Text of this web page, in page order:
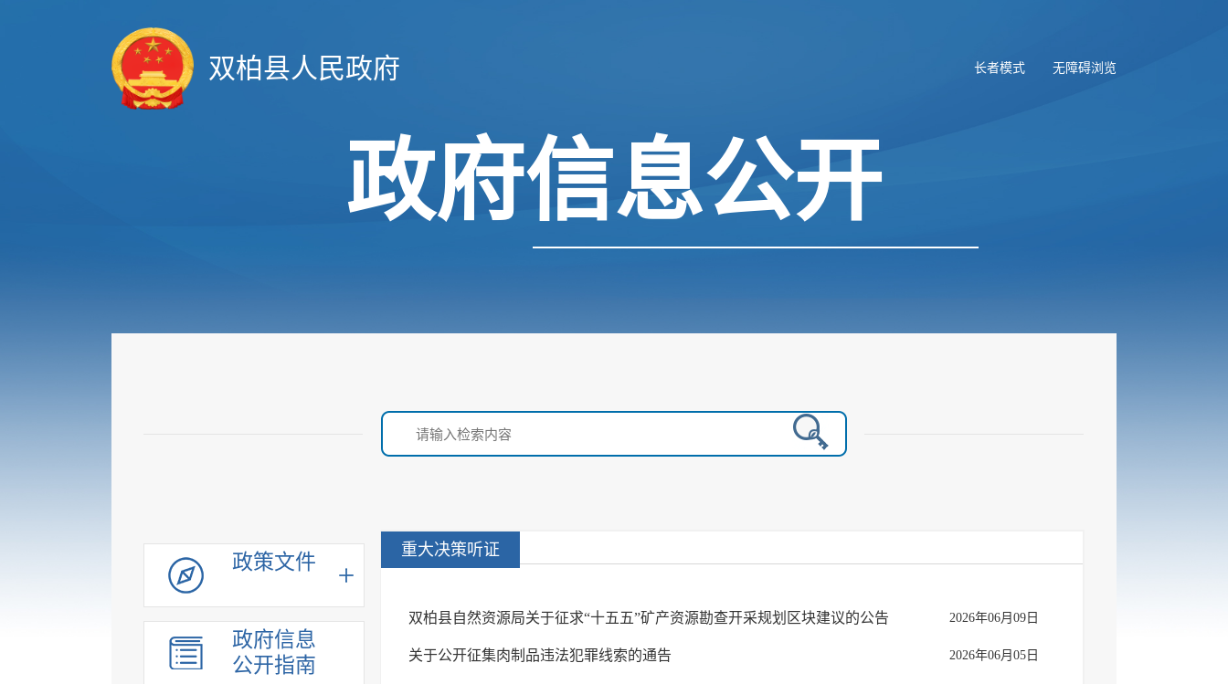
无障碍浏览
长者模式
双柏县人民政府
政府信息公开
政策文件
政府信息
公开指南
重大决策听证
2026年06月09日
双柏县自然资源局关于征求“十五五”矿产资源勘查开采规划区块建议的公告
2026年06月05日
关于公开征集肉制品违法犯罪线索的通告